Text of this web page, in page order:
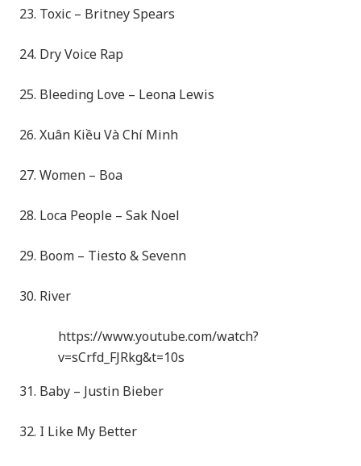
23. Toxic – Britney Spears
24. Dry Voice Rap
25. Bleeding Love – Leona Lewis
26. Xuân Kiều Và Chí Minh
27. Women – Boa
28. Loca People – Sak Noel
29. Boom – Tiesto & Sevenn
30. River
https://www.youtube.com/watch?
v=sCrfd_FJRkg&t=10s
31. Baby – Justin Bieber
32. I Like My Better